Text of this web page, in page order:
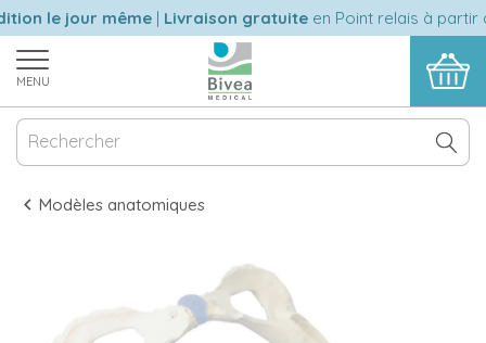
le jour même|Livraison gratuiteen Point relais à partir
MENU
Modèles anatomiques